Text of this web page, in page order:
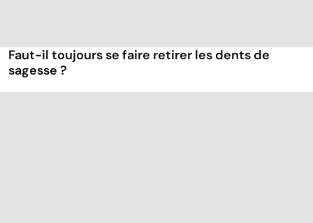
Faut-il toujours se faire retirer les dents de
sagesse ?